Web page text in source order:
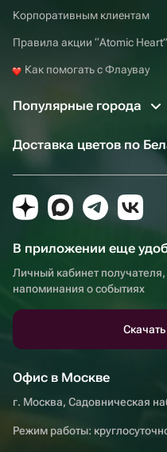
Корпоративным клиентам
Правила акции “Atomic Heart”
Как помогать с Флаувау
Популярные города
Доставка цветов по
В приложении еще
Личный кабинет
напоминания о событиях
Офис в Москве
г. Москва, Садовническая
Режим работы: